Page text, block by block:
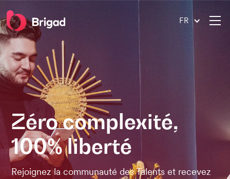
FR
Zéro complexité,
100% liberté
Rejoignez la communauté des Talents et recevez